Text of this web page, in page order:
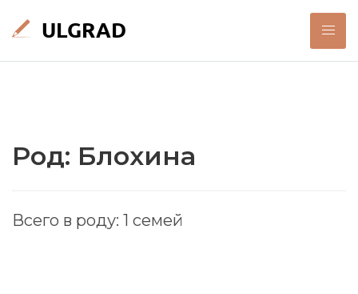
Род: Блохина
Всего в роду: 1 семей